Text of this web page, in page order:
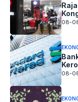
08-
08-